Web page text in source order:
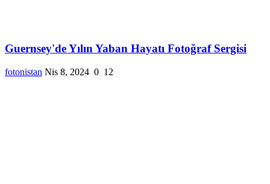
Guernsey'de Yılın Yaban Hayatı Fotoğraf Sergisi
fotonistan Nis 8, 2024 0 12